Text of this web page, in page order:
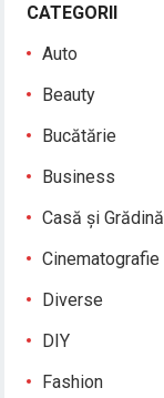
CATEGORII
Auto
Beauty
Bucătărie
Business
Casă și Grădină
Cinematografie
Diverse
DIY
Fashion